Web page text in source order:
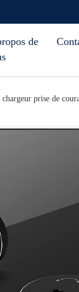
de
prise de